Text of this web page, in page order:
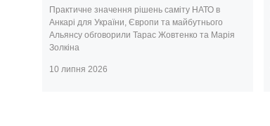
Практичне значення рішень саміту НАТО в
Анкарі для України, Європи та майбутнього
Альянсу обговорили Тарас Жовтенко та Марія
Золкіна
10 липня 2026